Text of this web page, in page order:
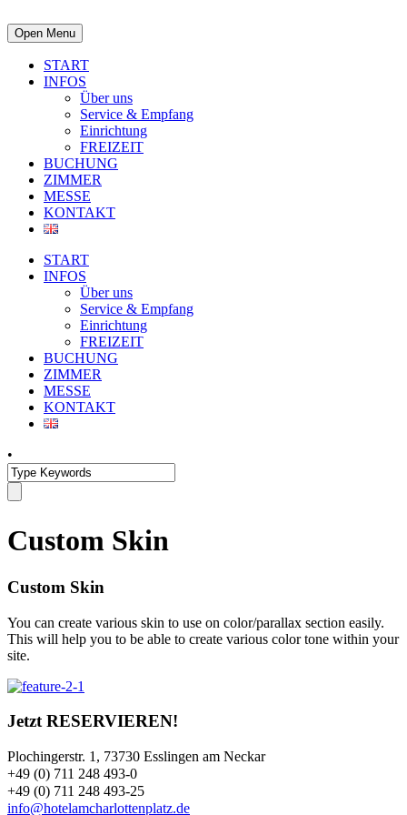
Open Menu
START
INFOS
Über uns
Service & Empfang
Einrichtung
FREIZEIT
BUCHUNG
ZIMMER
MESSE
KONTAKT
START
INFOS
Über uns
Service & Empfang
Einrichtung
FREIZEIT
BUCHUNG
ZIMMER
MESSE
KONTAKT
•
Custom Skin
Custom Skin
You can create various skin to use on color/parallax section easily.
This will help you to be able to create various color tone within your
site.
Jetzt RESERVIEREN!
Plochingerstr. 1, 73730 Esslingen am Neckar
+49 (0) 711 248 493-0
+49 (0) 711 248 493-25
info@hotelamcharlottenplatz.de